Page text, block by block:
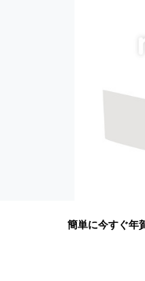
簡単に今すぐ年